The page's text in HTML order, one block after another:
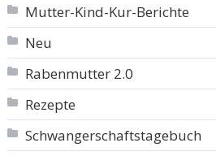
Mutter-Kind-Kur-Berichte
Neu
Rabenmutter 2.0
Rezepte
Schwangerschaftstagebuch